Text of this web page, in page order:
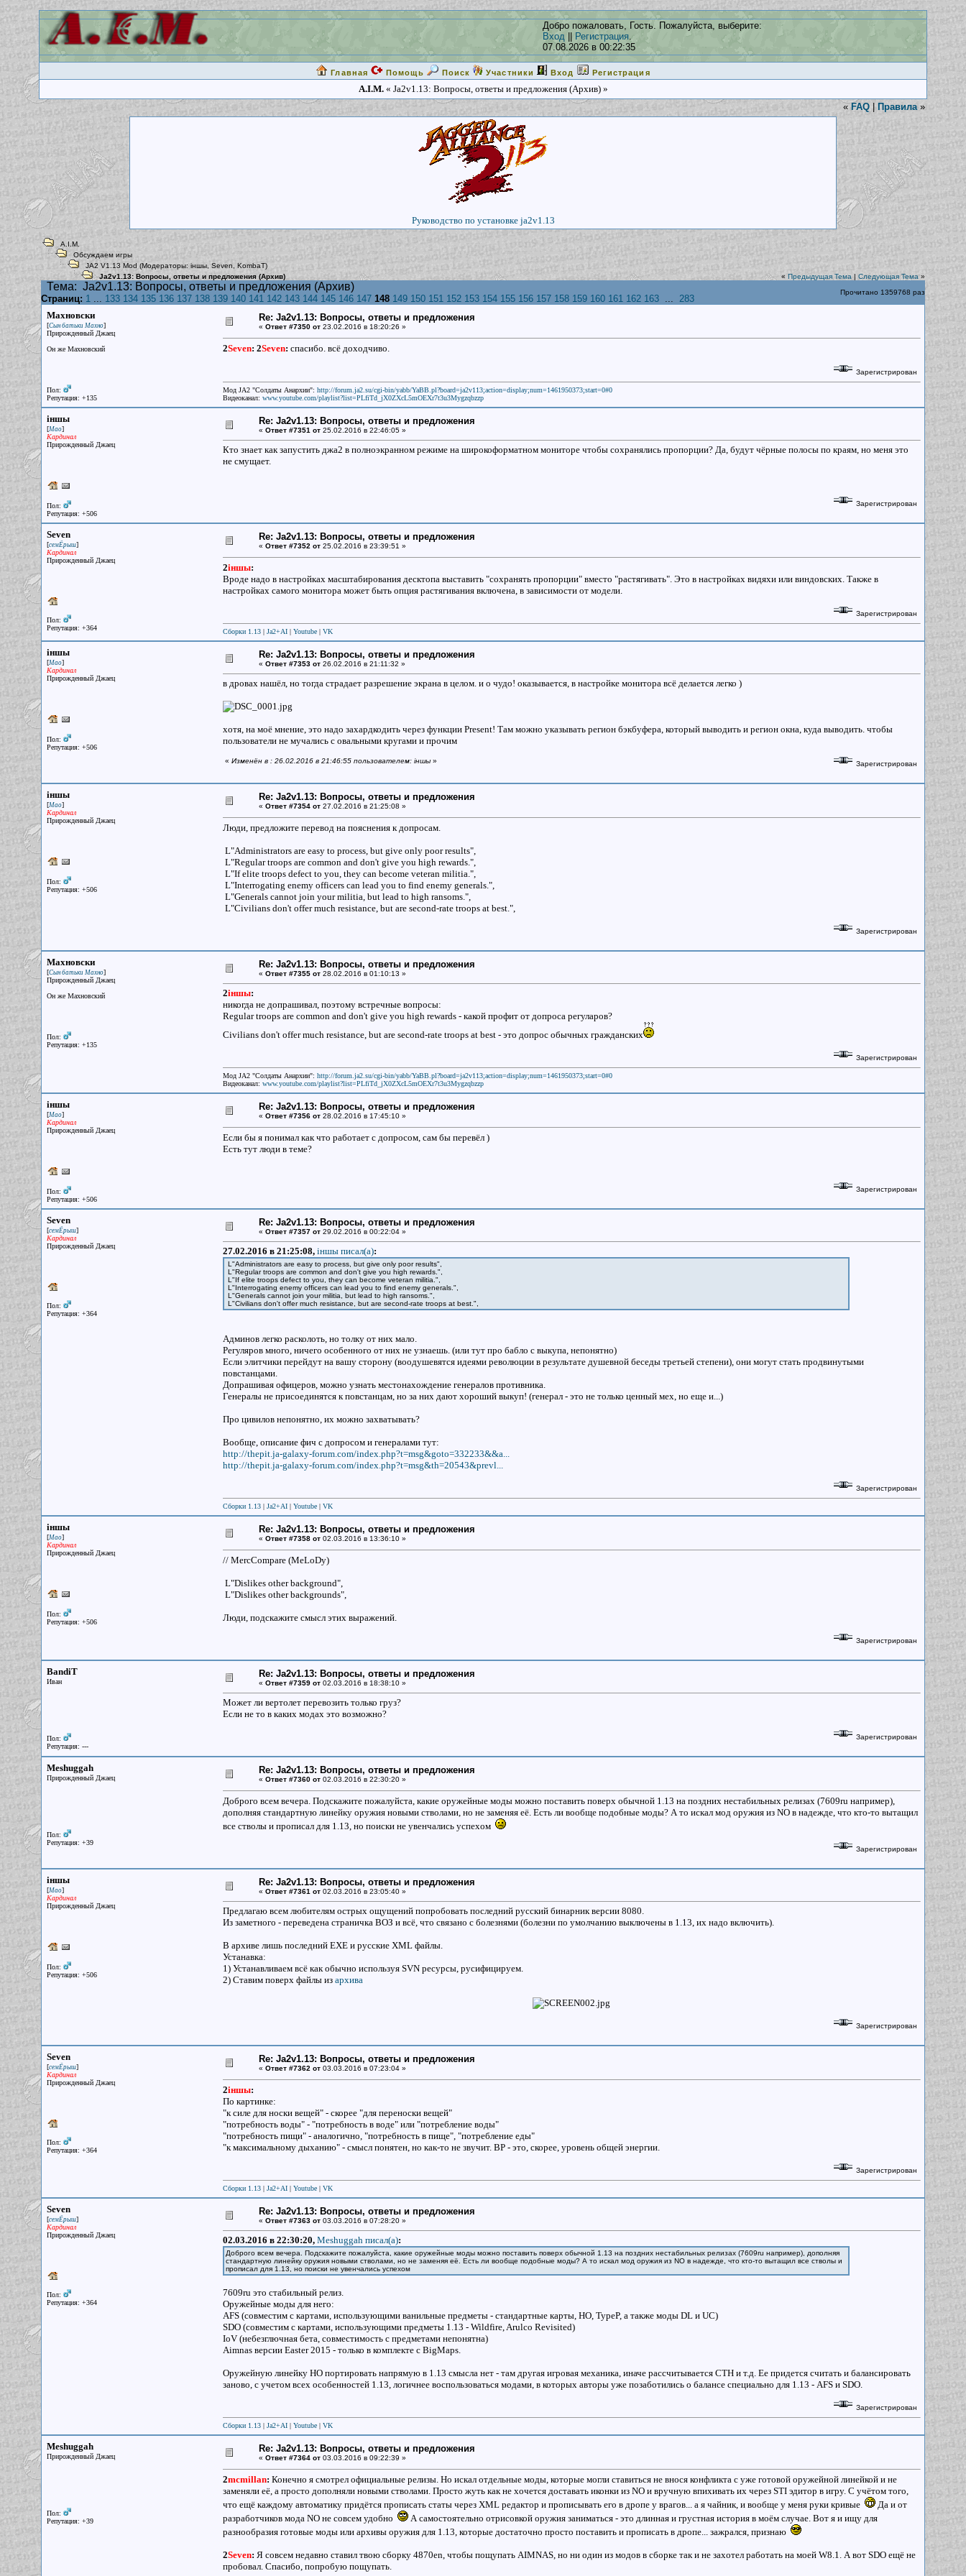
Добро пожаловать, Гость. Пожалуйста, выберите:
Вход
Регистрация.
07.08.2026 в 00:22:35
Главная Помощь Поиск Участники Вход Регистрация
A.I.M.« Ja2v1.13: Вопросы, ответы и предложения (Архив) »
« FAQ | Правила »
Руководство по установке ja2v1.13
A.I.M.
Обсуждаем игры
JA2 V1.13 Mod (Модераторы: iншы ,Seven KombaT)
Ja2v1.13: Вопросы, ответы и предложения (Архив)
« Предыдущая Тема | Следующая Тема»
Тема: Ja2v1.13: Вопросы, ответы и предложения (Архив)
Страниц: 1 ... 133 134 135 136 137 138 139 140 141 142 143 144 145 146 147 148 149 150 151 152 153 154 155 156 157 158 159 160 161 162 163 ... 283
Прочитано 1359768 раз
Махновски
[Сын батьки Махно]
Прирожденный Джаец
Он же Махновский
Пол:
Репутация: +135
Re: Ja2v1.13: Вопросы, ответы и предложения
« Ответ #7350 от 23.02.2016 в 18:20:26 »
2Seven: 2Seven: спасибо. всё доходчиво.
Зарегистрирован
Мод JA2 "Солдаты Анархии": http://forum.ja2.su/cgi-bin/yabb/YaBB.pl?board=ja2v113;action=display;num=1461950373;start=0#0
Видеоканал: www.youtube.com/playlist?list=PLfiTd_jX0ZXcL5mOEXr7t3u3Mygzqbzzp
iншы
[Мао]
Кардинал
Прирожденный Джаец
Пол:
Репутация: +506
Re: Ja2v1.13: Вопросы, ответы и предложения
« Ответ #7351 от 25.02.2016 в 22:46:05 »
Кто знает как запустить джа2 в полноэкранном режиме на широкоформатном мониторе чтобы сохранялись пропорции? Да, будут чёрные полосы по краям, но меня это
не смущает.
Зарегистрирован
Seven
[семЁрыш]
Кардинал
Прирожденный Джаец
Пол:
Репутация: +364
Re: Ja2v1.13: Вопросы, ответы и предложения
« Ответ #7352 от 25.02.2016 в 23:39:51 »
2iншы:
Вроде надо в настройках масштабирования десктопа выставить "сохранять пропорции" вместо "растягивать". Это в настройках видяхи или виндовских. Также в
настройках самого монитора может быть опция растягивания включена, в зависимости от модели.
Зарегистрирован
Сборки 1.13 | Ja2+AI | Youtube | VK
iншы
[Мао]
Кардинал
Прирожденный Джаец
Пол:
Репутация: +506
Re: Ja2v1.13: Вопросы, ответы и предложения
« Ответ #7353 от 26.02.2016 в 21:11:32 »
в дровах нашёл, но тогда страдает разрешение экрана в целом. и о чудо! оказывается, в настройке монитора всё делается легко )
хотя, на моё мнение, это надо захардкодить через функции Present! Там можно указывать регион бэкбуфера, который выводить и регион окна, куда выводить. чтобы
пользователи не мучались с овальными кругами и прочим
« Изменён в : 26.02.2016 в 21:46:55 пользователем: iншы » Зарегистрирован
iншы
[Мао]
Кардинал
Прирожденный Джаец
Пол:
Репутация: +506
Re: Ja2v1.13: Вопросы, ответы и предложения
« Ответ #7354 от 27.02.2016 в 21:25:08 »
Люди, предложите перевод на пояснения к допросам.
L"Administrators are easy to process, but give only poor results",
L"Regular troops are common and don't give you high rewards.",
L"If elite troops defect to you, they can become veteran militia.",
L"Interrogating enemy officers can lead you to find enemy generals.",
L"Generals cannot join your militia, but lead to high ransoms.",
L"Civilians don't offer much resistance, but are second-rate troops at best.",
Зарегистрирован
Махновски
[Сын батьки Махно]
Прирожденный Джаец
Он же Махновский
Пол:
Репутация: +135
Re: Ja2v1.13: Вопросы, ответы и предложения
« Ответ #7355 от 28.02.2016 в 01:10:13 »
2iншы:
никогда не допрашивал, поэтому встречные вопросы:
Regular troops are common and don't give you high rewards - какой профит от допроса регуларов?
Civilians don't offer much resistance, but are second-rate troops at best - это допрос обычных гражданских
Зарегистрирован
Мод JA2 "Солдаты Анархии": http://forum.ja2.su/cgi-bin/yabb/YaBB.pl?board=ja2v113;action=display;num=1461950373;start=0#0
Видеоканал: www.youtube.com/playlist?list=PLfiTd_jX0ZXcL5mOEXr7t3u3Mygzqbzzp
iншы
[Мао]
Кардинал
Прирожденный Джаец
Пол:
Репутация: +506
Re: Ja2v1.13: Вопросы, ответы и предложения
« Ответ #7356 от 28.02.2016 в 17:45:10 »
Если бы я понимал как что работает с допросом, сам бы перевёл )
Есть тут люди в теме?
Зарегистрирован
Seven
[семЁрыш]
Кардинал
Прирожденный Джаец
Пол:
Репутация: +364
Re: Ja2v1.13: Вопросы, ответы и предложения
« Ответ #7357 от 29.02.2016 в 00:22:04 »
27.02.2016 в 21:25:08, iншы писал(a):
L"Administrators are easy to process, but give only poor results",
L"Regular troops are common and don't give you high rewards.",
L"If elite troops defect to you, they can become veteran militia.",
L"Interrogating enemy officers can lead you to find enemy generals.",
L"Generals cannot join your militia, but lead to high ransoms.",
L"Civilians don't offer much resistance, but are second-rate troops at best.",
Админов легко расколоть, но толку от них мало.
Регуляров много, ничего особенного от них не узнаешь. (или тут про бабло с выкупа, непонятно)
Если элитчики перейдут на вашу сторону (воодушевятся идеями революции в результате душевной беседы третьей степени), они могут стать продвинутыми
повстанцами.
Допрашивая офицеров, можно узнать местонахождение генералов противника.
Генералы не присоединятся к повстанцам, но за них дают хороший выкуп! (генерал - это не только ценный мех, но еще и...)
Про цивилов непонятно, их можно захватывать?
Вообще, описание фич с допросом и генералами тут:
http://thepit.ja-galaxy-forum.com/index.php?t=msg&goto=332233&&a...
http://thepit.ja-galaxy-forum.com/index.php?t=msg&th=20543&prevl...
Зарегистрирован
Сборки 1.13 | Ja2+AI | Youtube | VK
iншы
[Мао]
Кардинал
Прирожденный Джаец
Пол:
Репутация: +506
Re: Ja2v1.13: Вопросы, ответы и предложения
« Ответ #7358 от 02.03.2016 в 13:36:10 »
// MercCompare (MeLoDy)
L"Dislikes other background",
L"Dislikes other backgrounds",
Люди, подскажите смысл этих выражений.
Зарегистрирован
BandiT
Иван
Пол:
Репутация: ---
Re: Ja2v1.13: Вопросы, ответы и предложения
« Ответ #7359 от 02.03.2016 в 18:38:10 »
Может ли вертолет перевозить только груз?
Если не то в каких модах это возможно?
Зарегистрирован
Meshuggah
Прирожденный Джаец
Пол:
Репутация: +39
Re: Ja2v1.13: Вопросы, ответы и предложения
« Ответ #7360 от 02.03.2016 в 22:30:20 »
Доброго всем вечера. Подскажите пожалуйста, какие оружейные моды можно поставить поверх обычной 1.13 на поздних нестабильных релизах (7609ru например),
дополняя стандартную линейку оружия новыми стволами, но не заменяя её. Есть ли вообще подобные моды? А то искал мод оружия из NO в надежде, что кто-то вытащил
все стволы и прописал для 1.13, но поиски не увенчались успехом
Зарегистрирован
iншы
[Мао]
Кардинал
Прирожденный Джаец
Пол:
Репутация: +506
Re: Ja2v1.13: Вопросы, ответы и предложения
« Ответ #7361 от 02.03.2016 в 23:05:40 »
Предлагаю всем любителям острых ощущений попробовать последний русский бинарник версии 8080.
Из заметного - переведена страничка ВОЗ и всё, что связано с болезнями (болезни по умолчанию выключены в 1.13, их надо включить).
В архиве лишь последний ЕХЕ и русские XML файлы.
Устанавка:
1) Устанавливаем всё как обычно используя SVN ресурсы, русифицируем.
2) Ставим поверх файлы из архива
Зарегистрирован
Seven
[семЁрыш]
Кардинал
Прирожденный Джаец
Пол:
Репутация: +364
Re: Ja2v1.13: Вопросы, ответы и предложения
« Ответ #7362 от 03.03.2016 в 07:23:04 »
2iншы:
По картинке:
"к силе для носки вещей" - скорее "для переноски вещей"
"потребность воды" - "потребность в воде" или "потребление воды"
"потребность пищи" - аналогично, "потребность в пище", "потребление еды"
"к максимальному дыханию" - смысл понятен, но как-то не звучит. BP - это, скорее, уровень общей энергии.
Зарегистрирован
Сборки 1.13 | Ja2+AI | Youtube | VK
Seven
[семЁрыш]
Кардинал
Прирожденный Джаец
Пол:
Репутация: +364
Re: Ja2v1.13: Вопросы, ответы и предложения
« Ответ #7363 от 03.03.2016 в 07:28:20 »
02.03.2016 в 22:30:20, Meshuggah писал(a):
Доброго всем вечера. Подскажите пожалуйста, какие оружейные моды можно поставить поверх обычной 1.13 на поздних нестабильных релизах (7609ru например), дополняя
стандартную линейку оружия новыми стволами, но не заменяя её. Есть ли вообще подобные моды? А то искал мод оружия из NO в надежде, что кто-то вытащил все стволы и
прописал для 1.13, но поиски не увенчались успехом
7609ru это стабильный релиз.
Оружейные моды для него:
AFS (совместим с картами, использующими ванильные предметы - стандартные карты, НО, TypeP, а также моды DL и UC)
SDO (совместим с картами, использующими предметы 1.13 - Wildfire, Arulco Revisited)
IoV (небезглючная бета, совместимость с предметами непонятна)
Aimnas версии Easter 2015 - только в комплекте с BigMaps.
Оружейную линейку НО портировать напрямую в 1.13 смысла нет - там другая игровая механика, иначе рассчитывается CTH и т.д. Ее придется считать и балансировать
заново, с учетом всех особенностей 1.13, логичнее воспользоваться модами, в которых авторы уже позаботились о балансе специально для 1.13 - AFS и SDO.
Зарегистрирован
Сборки 1.13 | Ja2+AI | Youtube | VK
Meshuggah
Прирожденный Джаец
Пол:
Репутация: +39
Re: Ja2v1.13: Вопросы, ответы и предложения
« Ответ #7364 от 03.03.2016 в 09:22:39 »
2mcmillan: Конечно я смотрел официальные релизы. Но искал отдельные моды, которые могли ставиться не внося конфликта с уже готовой оружейной линейкой и не
заменяли её, а просто дополняли новыми стволами. Просто жуть как не хочется доставать иконки из NO и вручную впихивать их через STI эдитор в игру. С учётом того,
что ещё каждому автоматику придётся прописать статы через XML редактор и прописывать его в дропе у врагов... а я чайник, и вообще у меня руки кривые
Да и от
разработчиков мода NO не совсем удобно
А самостоятельно отрисовкой оружия заниматься - это длинная и грустная история в моём случае. Вот я и ищу для
разнообразия готовые моды или архивы оружия для 1.13, которые достаточно просто поставить и прописать в дропе... зажрался, признаю
2Seven: Я совсем недавно ставил твою сборку 4870en, чтобы пощупать AIMNAS, но ни один из модов в сборке так и не захотел работать на моей W8.1. А вот SDO ещё не
пробовал. Спасибо, попробую пощупать.